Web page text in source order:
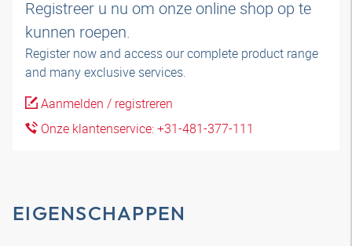
Registreer u nu om onze online shop op te
kunnen roepen.
Register now and access our complete product range
and many exclusive services.
Aanmelden / registreren
Onze klantenservice: +31-481-377-111
EIGENSCHAPPEN